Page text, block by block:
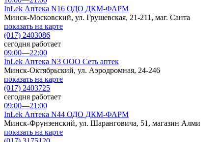
InLek Аптека N16 ОДО ДКМ-ФАРМ
Минск-Московский, ул. Грушевская, 21-211, маг. Санта
показать на карте
(017) 2403086
сегодня работает
09:00—22:00
InLek Аптека N3 ООО Сеть аптек
Минск-Октябрьский, ул. Аэродромная, 24-246
показать на карте
(017) 2403725
сегодня работает
09:00—21:00
InLek Аптека N44 ОДО ДКМ-ФАРМ
Минск-Фрунзенский, ул. Шаранговича, 51, магазин Алми
показать на карте